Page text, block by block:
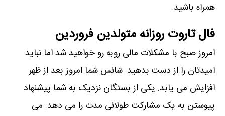
همراه باشید.
فال تاروت روزانه متولدین فروردین
امروز صبح با مشکلات مالی روبه رو خواهید شد اما نباید
امیدتان را از دست بدهید. شانس شما امروز بعد از ظهر
افزایش می یابد. یکی از بستگان نزدیک به شما پیشنهاد
پیوستن به یک مشارکت طولانی مدت را می دهد. می